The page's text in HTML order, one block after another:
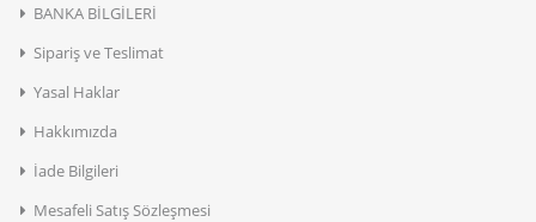
BANKA BİLGİLERİ
Sipariş ve Teslimat
Yasal Haklar
Hakkımızda
İade Bilgileri
Mesafeli Satış Sözleşmesi